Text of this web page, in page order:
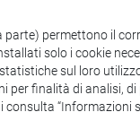
parte) permettono il
solo i cookie
sul loro
finalità di analisi,
“Informazioni